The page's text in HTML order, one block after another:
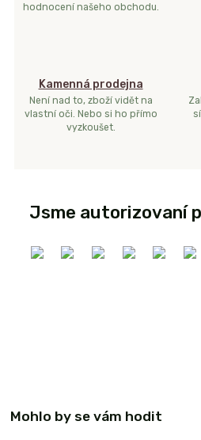
hodnocení našeho obchodu.
Kamenná prodejna
Není nad to, zboží vidět na
vlastní oči. Nebo si ho přímo
vyzkoušet.
Jsme autorizovaní
Mohlo by se vám hodit